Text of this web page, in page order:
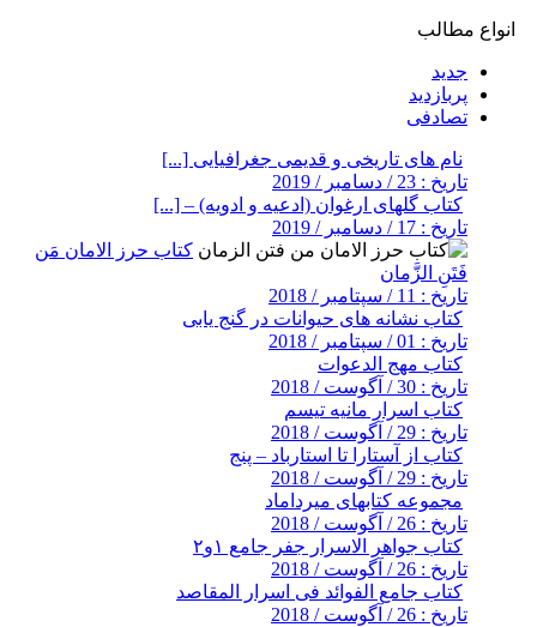
انواع مطالب
جدید
پربازدید
تصادفی
نام های تاریخی و قدیمی جغرافیایی [...]
تاریخ : 23 / دسامبر / 2019
کتاب گلهای ارغوان (ادعیه و ادویه) – [...]
تاریخ : 17 / دسامبر / 2019
کتاب حرز الامان مَن
فَتَنِ الزَّمان
تاریخ : 11 / سپتامبر / 2018
کتاب نشانه های حیوانات در گنج یابی
تاریخ : 01 / سپتامبر / 2018
کتاب مهج الدعوات
تاریخ : 30 / آگوست / 2018
کتاب اسرار مانیه تیسم
تاریخ : 29 / آگوست / 2018
کتاب از آستارا تا استارباد – پنج
تاریخ : 29 / آگوست / 2018
مجموعه کتابهای میرداماد
تاریخ : 26 / آگوست / 2018
کتاب جواهر الاسرار جفر جامع ۱و۲
تاریخ : 26 / آگوست / 2018
کتاب جامع الفوائد فی اسرار المقاصد
تاریخ : 26 / آگوست / 2018